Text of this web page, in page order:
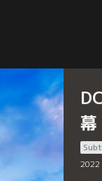
幕
2022